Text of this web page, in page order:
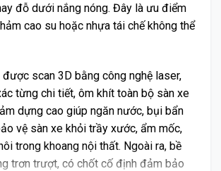
đỗ dưới nắng nóng. Đây là ưu điểm
cao su hoặc nhựa tái chế không thể
scan 3D bằng công nghệ laser,
từng chi tiết, ôm khít toàn bộ sàn xe
dựng cao giúp ngăn nước, bụi bẩn
vệ sàn xe khỏi trầy xước, ẩm mốc,
trong khoang nội thất. Ngoài ra, bề
trơn trượt, có chốt cố định đảm bảo